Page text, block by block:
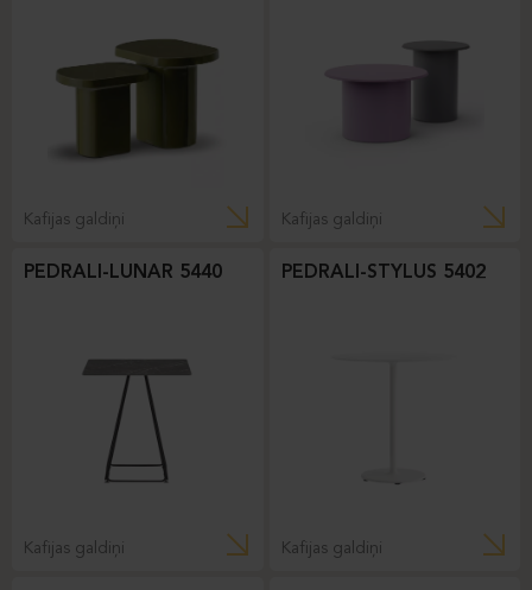
Kafijas galdiņi Kafijas galdiņi
PEDRALI-LUNAR 5440
Kafijas galdiņi
PEDRALI-STYLUS 5402
Kafijas galdiņi